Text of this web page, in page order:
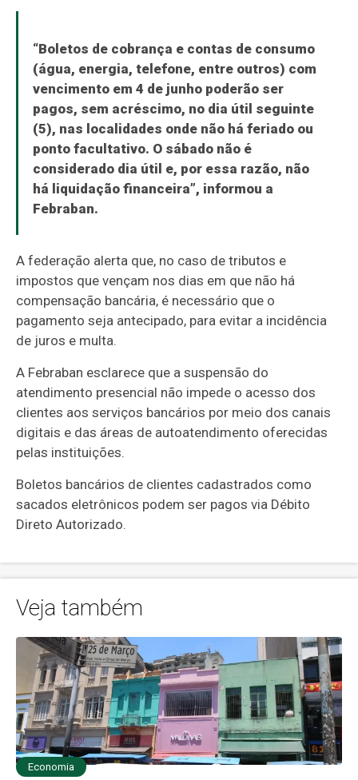
“Boletos de cobrança e contas de consumo
(água, energia, telefone, entre outros) com
vencimento em 4 de junho poderão ser
pagos, sem acréscimo, no dia útil seguinte
(5), nas localidades onde não há feriado ou
ponto facultativo. O sábado não é
considerado dia útil e, por essa razão, não
há liquidação financeira”, informou a
Febraban.
A federação alerta que, no caso de tributos e
impostos que vençam nos dias em que não há
compensação bancária, é necessário que o
pagamento seja antecipado, para evitar a incidência
de juros e multa.
A Febraban esclarece que a suspensão do
atendimento presencial não impede o acesso dos
clientes aos serviços bancários por meio dos canais
digitais e das áreas de autoatendimento oferecidas
pelas instituições.
Boletos bancários de clientes cadastrados como
sacados eletrônicos podem ser pagos via Débito
Direto Autorizado.
Veja também
Economia